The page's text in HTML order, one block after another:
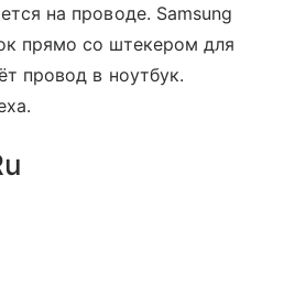
на проводе. Samsung
прямо со штекером для
провод в ноутбук.